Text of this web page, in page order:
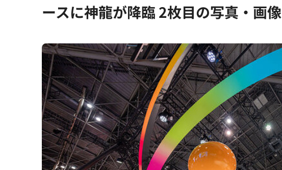
ースに神龍が降臨 2枚目の写真・画像